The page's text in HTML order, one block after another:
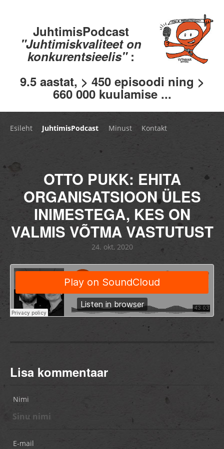
JuhtimisPodcast
"Juhtimiskvaliteet on
konkurentsieelis" :
9.5 aastat, > 450 episoodi ning >
660 000 kuulamise ...
Esileht JuhtimisPodcast Minust Kontakt
OTTO PUKK: EHITA
ORGANISATSIOON ÜLES
INIMESTEGA, KES ON
VALMIS VÕTMA VASTUTUST
24. okt, 2020
Lisa kommentaar
Nimi
E-mail